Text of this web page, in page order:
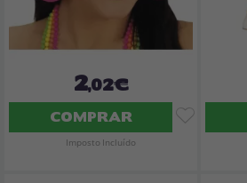
2,02€
COMPRAR
Imposto Incluído